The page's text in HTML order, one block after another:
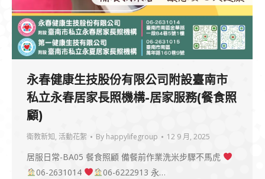
永春健康生技股份有限公司附設臺南市
私立永春居家長照機構-居家服務(餐食照
顧)
衛教新知, 活動花絮 By happylifegroup 12 9 月, 2025
居服日常-BA05 餐食照顧 備餐前作業洗米步驟不馬虎
06-2631014
06-6222913 永…